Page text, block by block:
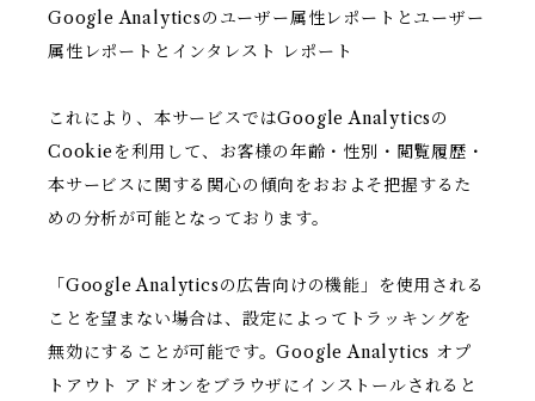
Google Analyticsのユーザー属性レポートとユーザー
属性レポートとインタレスト レポート
これにより、本サービスではGoogle Analyticsの
Cookieを利用して、お客様の年齢・性別・閲覧履歴・
本サービスに関する関心の傾向をおおよそ把握するた
めの分析が可能となっております。
「Google Analyticsの広告向けの機能」を使用される
ことを望まない場合は、設定によってトラッキングを
無効にすることが可能です。Google Analytics オプ
トアウト アドオンをブラウザにインストールされると